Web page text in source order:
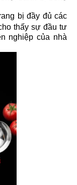
bị đầy đủ các
thấy sự đầu tư
nghiệp của nhà